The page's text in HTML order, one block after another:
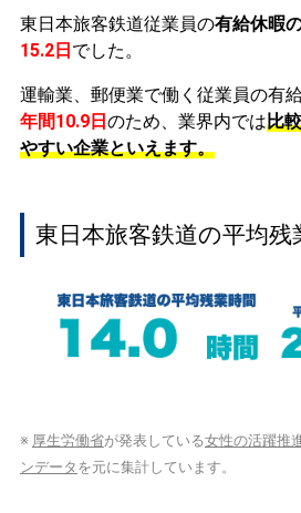
東日本旅客鉄道従業員の有給休暇
15.2日 でした。
運輸業、郵便業で働く従業員の有
年間10.9日 のため、業界内では比
やすい企業といえます。
東日本旅客鉄道の平均残
※ 厚生労働省が発表している女性の活躍推
ンデータ を元に集計しています。